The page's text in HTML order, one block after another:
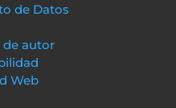
de Datos
de autor
Web